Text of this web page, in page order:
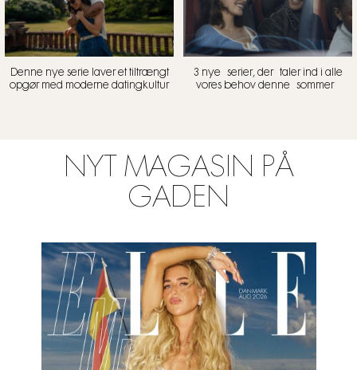
Denne nye serie laver et tiltrængt
opgør med moderne datingkultur
3 nye serier, der taler ind i alle
vores behov denne sommer
NYT MAGASIN PÅ
GADEN